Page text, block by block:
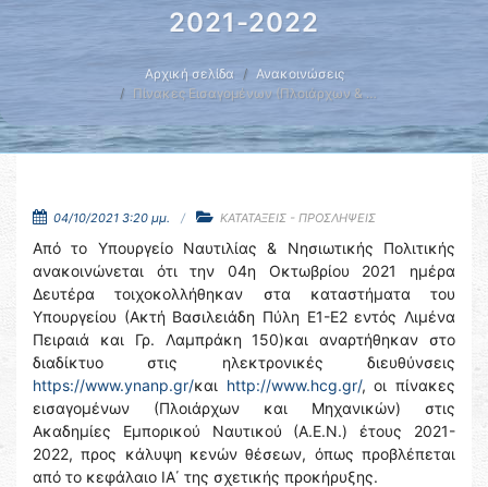
2021-2022
Αρχική σελίδα
Ανακοινώσεις
Πίνακες Εισαγομένων (Πλοιάρχων & …
04/10/2021 3:20 μμ. ΚΑΤΑΤΑΞΕΙΣ - ΠΡΟΣΛΗΨΕΙΣ
Από το Υπουργείο Ναυτιλίας & Νησιωτικής Πολιτικής
ανακοινώνεται ότι την 04η Οκτωβρίου 2021 ημέρα
Δευτέρα τοιχοκολλήθηκαν στα καταστήματα του
Υπουργείου (Ακτή Βασιλειάδη Πύλη Ε1-Ε2 εντός Λιμένα
Πειραιά και Γρ. Λαμπράκη 150)και αναρτήθηκαν στο
διαδίκτυο στις ηλεκτρονικές διευθύνσεις
https://www.ynanp.gr/και http://www.hcg.gr/, οι πίνακες
εισαγομένων (Πλοιάρχων και Μηχανικών) στις
Ακαδημίες Εμπορικού Ναυτικού (Α.Ε.Ν.) έτους 2021-
2022, προς κάλυψη κενών θέσεων, όπως προβλέπεται
από το κεφάλαιο ΙΑ΄ της σχετικής προκήρυξης.